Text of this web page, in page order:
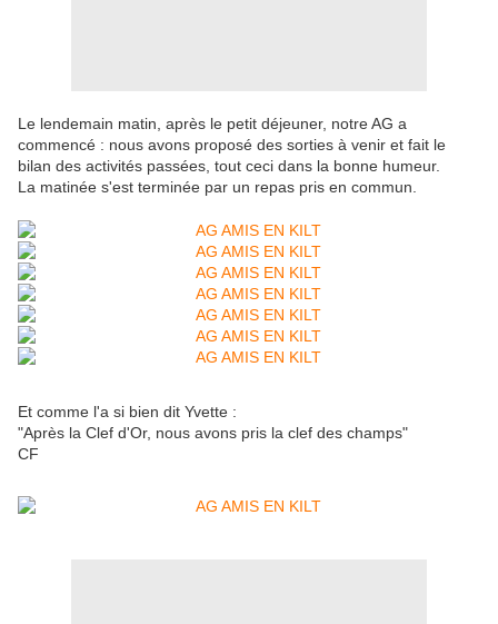
Le lendemain matin, après le petit déjeuner, notre AG a
commencé : nous avons proposé des sorties à venir et fait le
bilan des activités passées, tout ceci dans la bonne humeur.
La matinée s'est terminée par un repas pris en commun.
Et comme l'a si bien dit Yvette :
"Après la Clef d'Or, nous avons pris la clef des champs"
CF